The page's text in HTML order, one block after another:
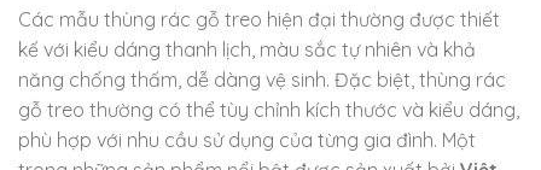
Các mẫu thùng rác gỗ treo hiện đại thường được thiết
kế với kiểu dáng thanh lịch, màu sắc tự nhiên và khả
năng chống thấm, dễ dàng vệ sinh. Đặc biệt, thùng rác
gỗ treo thường có thể tùy chỉnh kích thước và kiểu dáng,
phù hợp với nhu cầu sử dụng của từng gia đình. Một